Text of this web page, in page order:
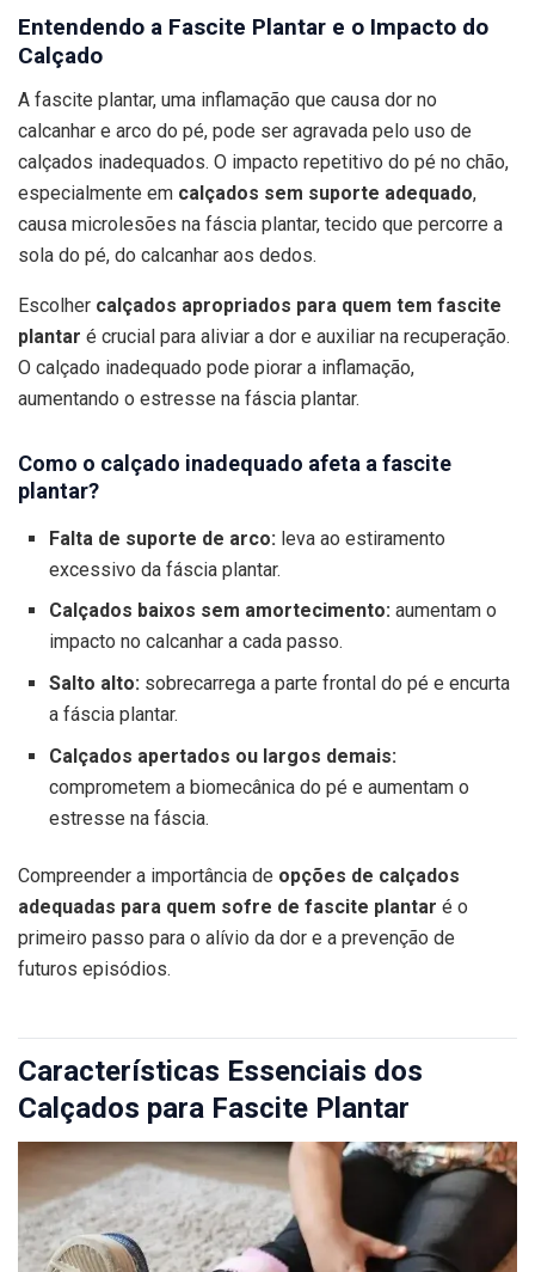
Entendendo a Fascite Plantar e o Impacto do
Calçado
A fascite plantar, uma inflamação que causa dor no
calcanhar e arco do pé, pode ser agravada pelo uso de
calçados inadequados. O impacto repetitivo do pé no chão,
especialmente em calçados sem suporte adequado,
causa microlesões na fáscia plantar, tecido que percorre a
sola do pé, do calcanhar aos dedos.
Escolher calçados apropriados para quem tem fascite
plantar é crucial para aliviar a dor e auxiliar na recuperação.
O calçado inadequado pode piorar a inflamação,
aumentando o estresse na fáscia plantar.
Como o calçado inadequado afeta a fascite
plantar?
Falta de suporte de arco: leva ao estiramento
excessivo da fáscia plantar.
Calçados baixos sem amortecimento:aumentam o
impacto no calcanhar a cada passo.
Salto alto:sobrecarrega a parte frontal do pé e encurta
a fáscia plantar.
Calçados apertados ou largos demais:
comprometem a biomecânica do pé e aumentam o
estresse na fáscia.
Compreender a importância de opções de calçados
adequadas para quem sofre de fascite plantar é o
primeiro passo para o alívio da dor e a prevenção de
futuros episódios.
Características Essenciais dos
Calçados para Fascite Plantar